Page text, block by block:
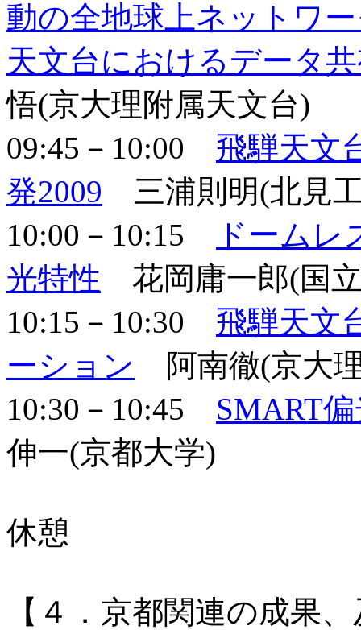
動の全地球上ネットワ
天文台におけるデータ
悟(京大理附属天文台)
09:45－10:00 飛騨天文
発2009 三浦則明(北見
10:00－10:15
ドーム
光特性 花岡庸一郎(国
10:15－10:30 飛騨天文
ーション 阿南徹(京大
10:30－10:45 SMART
伸一(京都大学)
休憩
【４．京都関連の成果